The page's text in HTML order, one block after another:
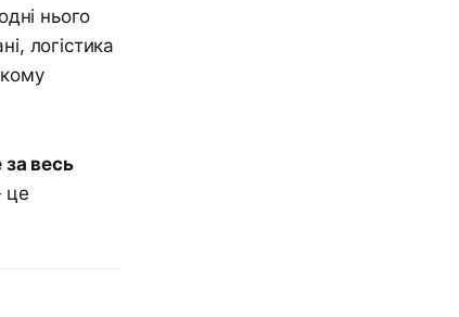
нього
логістика
весь
це